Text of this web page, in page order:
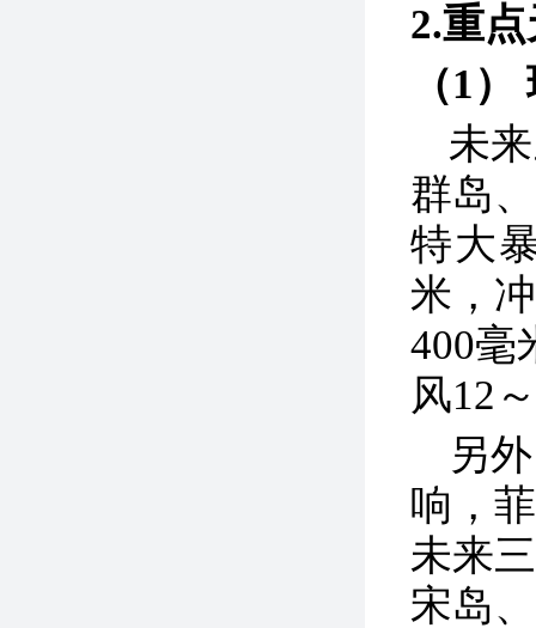
2.重
（1
未
群岛
特大
米，
400毫
风12
另
响，
未来
宋岛